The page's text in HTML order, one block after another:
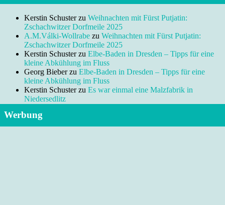
Kerstin Schusterzu Weihnachten mit Fürst Putjatin:
Zschachwitzer Dorfmeile 2025
A.M.Válki-Wollrabe zu Weihnachten mit Fürst Putjatin:
Zschachwitzer Dorfmeile 2025
Kerstin Schusterzu Elbe-Baden in Dresden – Tipps für eine
kleine Abkühlung im Fluss
Georg Bieberzu Elbe-Baden in Dresden – Tipps für eine
kleine Abkühlung im Fluss
Kerstin Schusterzu Es war einmal eine Malzfabrik in
Niedersedlitz
Werbung